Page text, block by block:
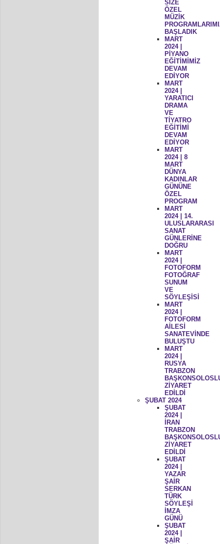
SİZE
ÖZEL
MÜZİK
BAŞLADIK
MART
2024 |
PİYANO
EĞİTİMİMİZ
DEVAM
EDİYOR
MART
2024 |
YARATICI
DRAMA
VE
TİYATRO
EĞİTİMİ
DEVAM
EDİYOR
MART
2024 | 8
MART
DÜNYA
KADINLAR
GÜNÜNE
ÖZEL
PROGRAM
MART
2024 | 14.
ULUSLARARASI
SANAT
GÜNLERİNE
DOĞRU
MART
2024 |
FOTOFORM
FOTOĞRAF
SUNUM
VE
SÖYLEŞİSİ
MART
2024 |
FOTOFORM
AİLESİ
SANATEVİNDE
BULUŞTU
MART
2024 |
RUSYA
TRABZON
ZİYARET
EDİLDİ
ŞUBAT 2024
ŞUBAT
2024 |
İRAN
TRABZON
ZİYARET
EDİLDİ
ŞUBAT
2024 |
YAZAR
ŞAİR
SERKAN
TÜRK
SÖYLEŞİ
İMZA
GÜNÜ
ŞUBAT
2024 |
ŞAİR